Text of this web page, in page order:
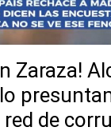
Zaraza!
de